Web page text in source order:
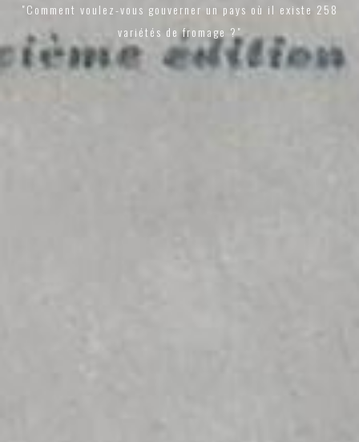
"Comment voulez-vous gouverner un pays où il existe 258
variétés de fromage ?"